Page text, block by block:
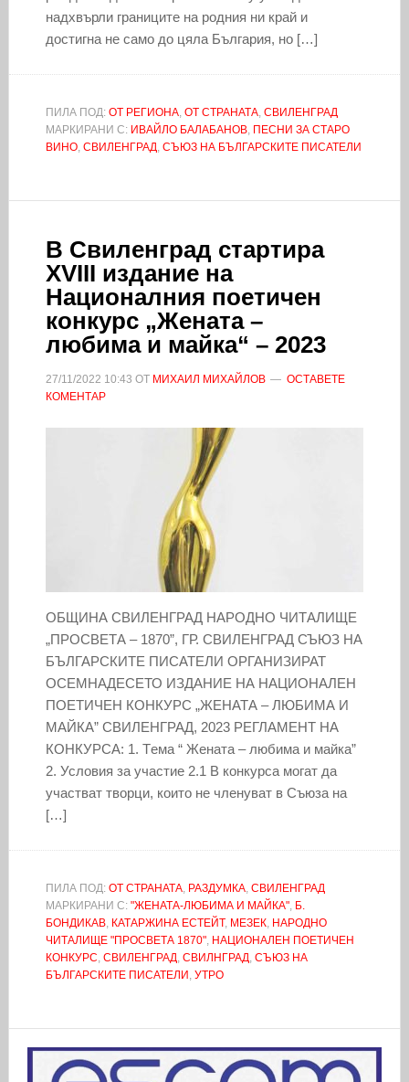
надхвърли границите на родния ни край и
достигна не само до цяла България, но […]
ПИЛА ПОД: ОТ РЕГИОНА, ОТ СТРАНАТА, СВИЛЕНГРАД
МАРКИРАНИ С: ИВАЙЛО БАЛАБАНОВ, ПЕСНИ ЗА СТАРО
ВИНО, СВИЛЕНГРАД, СЪЮЗ НА БЪЛГАРСКИТЕ ПИСАТЕЛИ
В Свиленград стартира
XVIII издание на
Националния поетичен
конкурс „Жената –
любима и майка“ – 2023
27/11/2022 10:43 ОТ МИХАИЛ МИХАЙЛОВ
ОСТАВЕТЕ
КОМЕНТАР
ОБЩИНА СВИЛЕНГРАД НАРОДНО ЧИТАЛИЩЕ
„ПРОСВЕТА – 1870”, ГР. СВИЛЕНГРАД СЪЮЗ НА
БЪЛГАРСКИТЕ ПИСАТЕЛИ ОРГАНИЗИРАТ
ОСЕМНАДЕСЕТО ИЗДАНИЕ НА НАЦИОНАЛЕН
ПОЕТИЧЕН КОНКУРС „ЖЕНАТА – ЛЮБИМА И
МАЙКА” СВИЛЕНГРАД, 2023 РЕГЛАМЕНТ НА
КОНКУРСА: 1. Tема “ Жената – любима и майка”
2. Условия за участие 2.1 В конкурса могат да
участват творци, които не членуват в Съюза на
[…]
ПИЛА ПОД: ОТ СТРАНАТА, РАЗДУМКА, СВИЛЕНГРАД
МАРКИРАНИ С: "ЖЕНАТА-ЛЮБИМА И МАЙКА", Б.
БОНДИКАВ, КАТАРЖИНА ЕСТЕЙТ, МЕЗЕК, НАРОДНО
ЧИТАЛИЩЕ "ПРОСВЕТА 1870", НАЦИОНАЛЕН ПОЕТИЧЕН
КОНКУРС, СВИЛЕНГРАД, СВИЛНГРАД, СЪЮЗ НА
БЪЛГАРСКИТЕ ПИСАТЕЛИ , УТРО